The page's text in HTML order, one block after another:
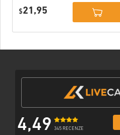
EU
$21,95
4,49 345 RECENZE